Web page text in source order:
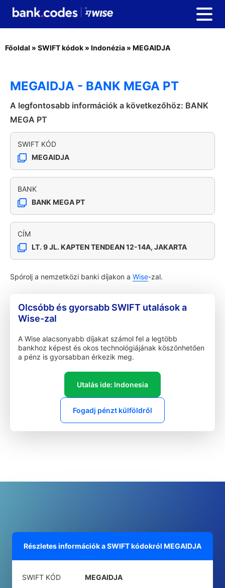
Főoldal » SWIFT kódok » Indonézia » MEGAIDJA
MEGAIDJA - BANK MEGA PT
A legfontosabb információk a következőhöz: BANK
MEGA PT
SWIFT KÓD
MEGAIDJA
BANK
BANK MEGA PT
CÍM
LT. 9 JL. KAPTEN TENDEAN 12-14A, JAKARTA
Spórolj a nemzetközi banki díjakon a Wise-zal.
Olcsóbb és gyorsabb SWIFT utalások a
Wise-zal
A Wise alacsonyabb díjakat számol fel a legtöbb
bankhoz képest és okos technológiájának köszönhetően
a pénz is gyorsabban érkezik meg.
Utalás ide: Indonesia
Fogadj pénzt külföldről
Részletes információk a SWIFT kódokról MEGAIDJA
SWIFT KÓD MEGAIDJA